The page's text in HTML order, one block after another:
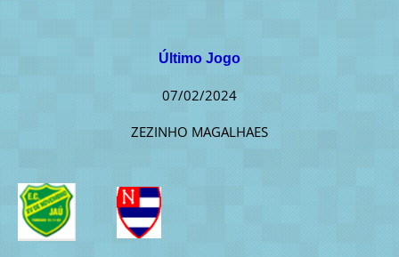
Último Jogo
07/02/2024
ZEZINHO MAGALHAES